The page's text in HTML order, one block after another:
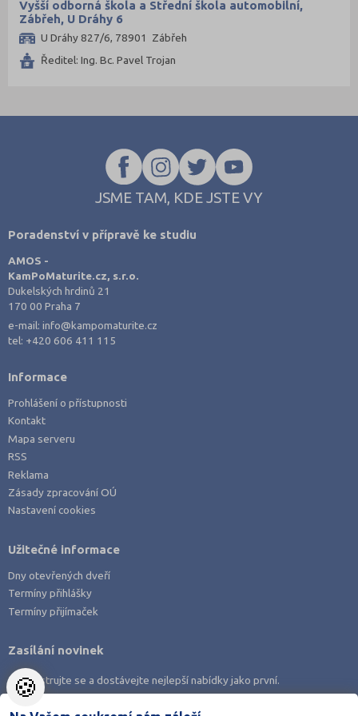
Plzeň-město (2)
Praha hlavní město (11)
Prachatice (1)
Rychnov nad Kněžnou (1)
Tábor (2)
Trutnov (1)
Třebíč (1)
Uherské Hradiště (2)
Ústí nad Labem (1)
Žďár nad Sázavou (1)
Vyšší odborná škola a Střední škola automobilní,
Zábřeh, U Dráhy 6
U Dráhy 827/6, 78901 Zábřeh
Ředitel: Ing. Bc. Pavel Trojan
JSME TAM, KDE JSTE VY
Poradenství v přípravě ke studiu
AMOS -
KamPoMaturite.cz, s.r.o.
Dukelských hrdinů 21
170 00 Praha 7
e-mail:info@kampomaturite.cz
tel: +420 606 411 115
Informace
Prohlášení o přístupnosti
Kontakt
Mapa serveru
RSS
Reklama
Zásady zpracování OÚ
Nastavení cookies
Užitečné informace
Dny otevřených dveří
Termíny přihlášky
Termíny přijímaček
Zasílání novinek
Zaregistrujte se a dostávejte nejlepší nabídky jako první.
🍪